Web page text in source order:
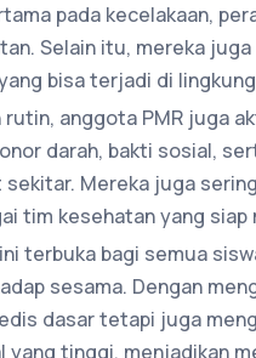
pada kecelakaan,
Selain itu, mereka
bisa terjadi di
rutin, anggota PMR juga
darah, bakti sosial,
sekitar. Mereka juga
tim kesehatan yang siap
terbuka bagi semua
sesama. Dengan
dasar tetapi juga
yang tinggi, menjadikan